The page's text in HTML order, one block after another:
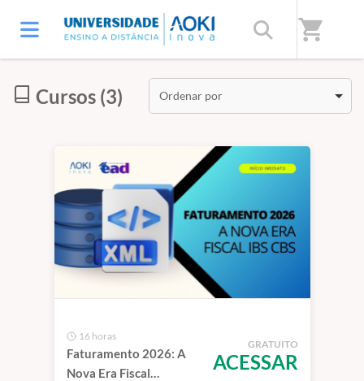
shopping_cart
Início/Categorias/ Especiais
Cursos (3) Ordenar por
16 horas
Faturamento 2026: A
Nova Era Fiscal
GRATUITO
ACESSAR